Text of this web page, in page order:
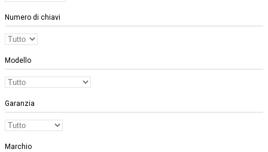
Numero di chiavi
Modello
Garanzia
Marchio